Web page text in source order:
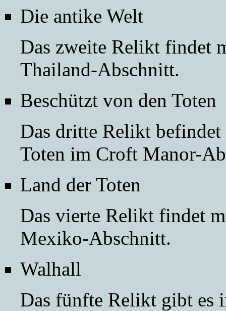
Die antike Welt
Das zweite Relikt findet
Thailand-Abschnitt.
Beschützt von den Toten
Das dritte Relikt
Toten im Croft Manor-
Land der Toten
Das vierte Relikt findet
Mexiko-Abschnitt.
Walhall
Das fünfte Relikt gibt es